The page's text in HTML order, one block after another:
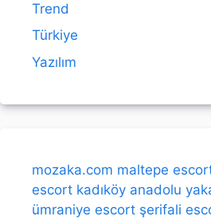
Trend
Türkiye
Yazılım
mozaka.com maltepe
escort kadıköy anadolu
ümraniye escort şerifali